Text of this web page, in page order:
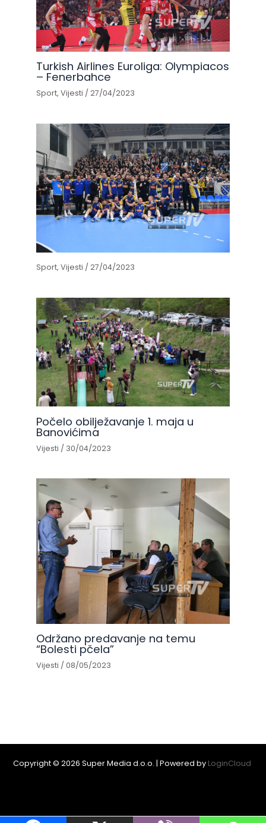
Turkish Airlines Euroliga: Olympiacos
– Fenerbahce
Sport,Vijesti /27/04/2023
Sport,Vijesti /27/04/2023
Počelo obilježavanje 1. maja u
Banovićima
Vijesti / 30/04/2023
Održano predavanje na temu
“Bolesti pčela”
Vijesti /08/05/2023
Copyright © 2026 Super Media d.o.o. | Powered by LoginCloud